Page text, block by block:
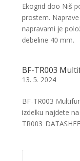
Ekogrid doo Niš
prostem.
napravami je
debeline 40 mm.
BF-TR003
13. 5. 2024
BF-TR003
izdelku najdete